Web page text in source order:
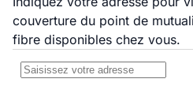
couverture du point de
fibre disponibles chez vous.